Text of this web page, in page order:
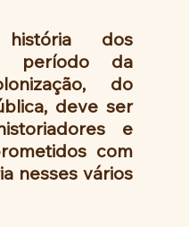
dos
período da
do
deve ser
e
com
nesses vários